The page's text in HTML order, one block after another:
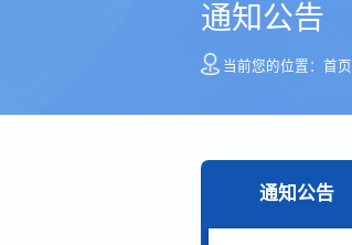
通知公告
当前您的位置：首页
通知公告